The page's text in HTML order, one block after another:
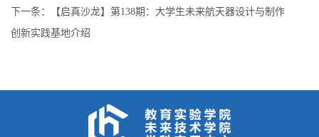
下一条：
【启真沙龙】第138期：大学生未来航天器设计与制作
创新实践基地介绍